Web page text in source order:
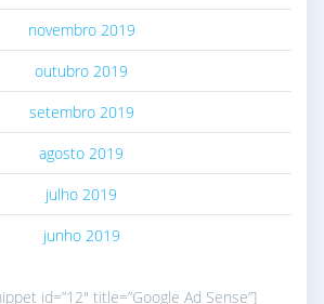
novembro 2019
outubro 2019
setembro 2019
agosto 2019
julho 2019
junho 2019
id=”12″ title=”Google Ad Sense”]